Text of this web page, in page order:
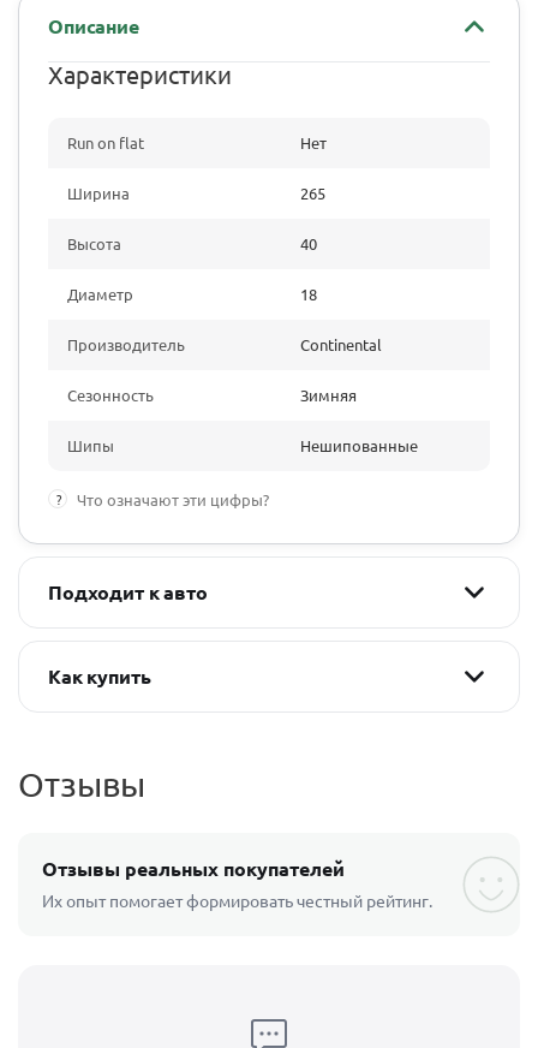
Описание
Характеристики
Run on flat Нет
Ширина 265
Высота 40
Диаметр 18
Производитель Continental
Сезонность Зимняя
Шипы Нешипованные
? Что означают эти цифры?
Подходит к авто
Как купить
Отзывы
Отзывы реальных покупателей
Их опыт помогает формировать честный рейтинг.